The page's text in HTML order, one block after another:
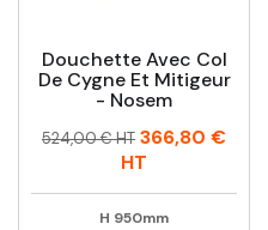
Douchette Avec Col
De Cygne Et Mitigeur
- Nosem
Prix
Prix
524,00 € HT 366,80 €
HT
H 950mm